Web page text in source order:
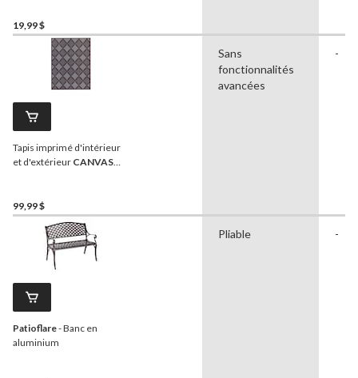
19,99 $
Tapis imprimé d'intérieur
et d'extérieur CANVAS
99,99 $
Sans
fonctionnalités
avancées
-
Patioflare- Banc en
aluminium
Pliable -